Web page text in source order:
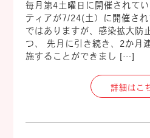
毎月第4土曜日に開催されて
ティアが7/24(土）に開催さ
ではありますが、感染拡大防
つ、 先月に引き続き、2か月
施することができまし […]
詳細はこ